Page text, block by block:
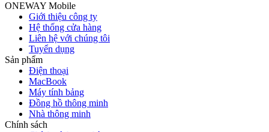
ONEWAY Mobile
Giới thiệu công ty
Hệ thống cửa hàng
Liên hệ với chúng tôi
Tuyển dụng
Sản phẩm
Điện thoại
MacBook
Máy tính bảng
Đồng hồ thông minh
Nhà thông minh
Chính sách